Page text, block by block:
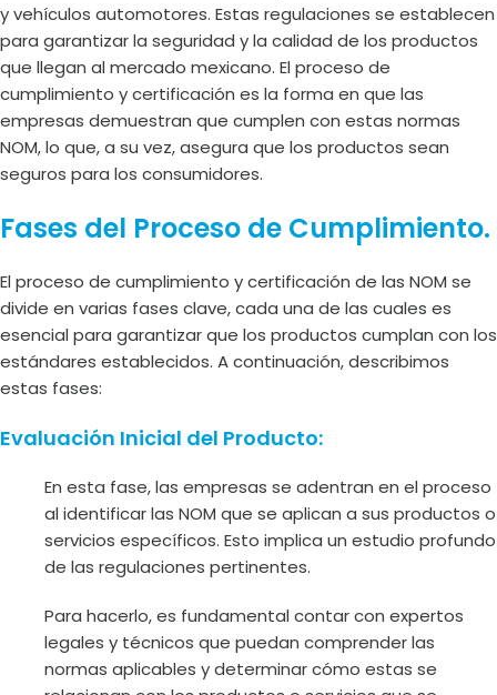
y vehículos automotores. Estas regulaciones se establecen
para garantizar la seguridad y la calidad de los productos
que llegan al mercado mexicano. El proceso de
cumplimiento y certificación es la forma en que las
empresas demuestran que cumplen con estas normas
NOM, lo que, a su vez, asegura que los productos sean
seguros para los consumidores.
Fases del Proceso de Cumplimiento.
El proceso de cumplimiento y certificación de las NOM se
divide en varias fases clave, cada una de las cuales es
esencial para garantizar que los productos cumplan con los
estándares establecidos. A continuación, describimos
estas fases:
Evaluación Inicial del Producto:
En esta fase, las empresas se adentran en el proceso
al identificar las NOM que se aplican a sus productos o
servicios específicos. Esto implica un estudio profundo
de las regulaciones pertinentes.
Para hacerlo, es fundamental contar con expertos
legales y técnicos que puedan comprender las
normas aplicables y determinar cómo estas se